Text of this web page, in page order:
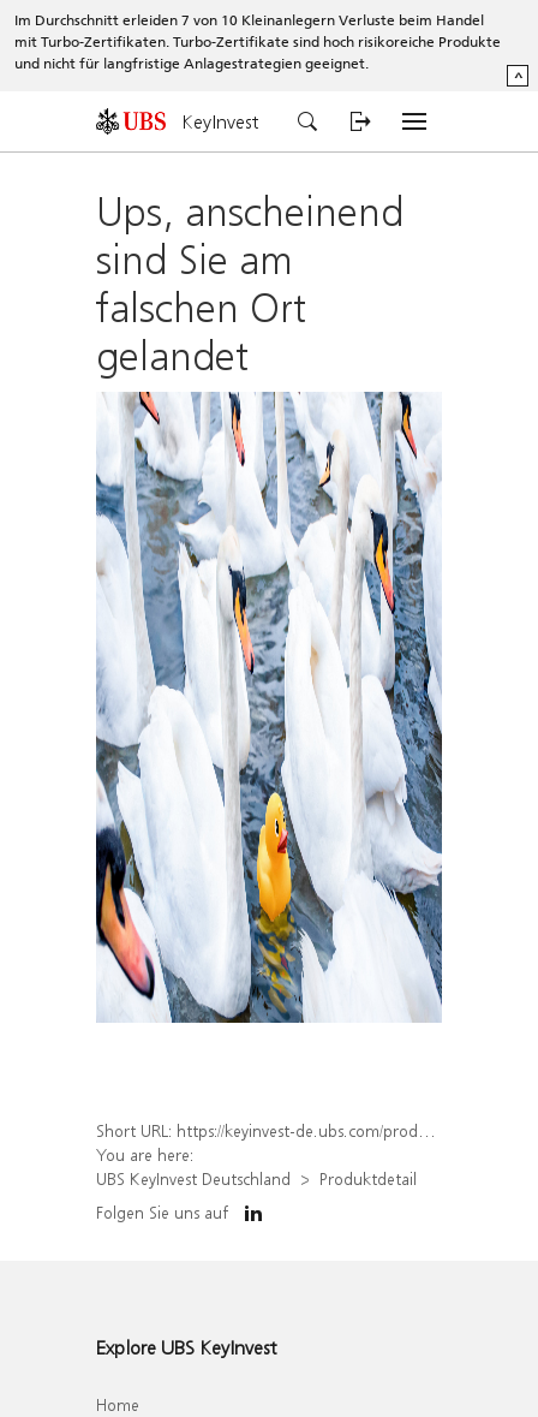
Im Durchschnitt erleiden 7 von 10 Kleinanlegern Verluste beim Handel
mit Turbo-Zertifikaten. Turbo-Zertifikate sind hoch risikoreiche Produkte
und nicht für langfristige Anlagestrategien geeignet.
^
KeyInvest
Ups, anscheinend
sind Sie am
falschen Ort
gelandet
Short URL: https://keyinvest-de.ubs.com/produkt/detail/index/isin/DE000WA6WVE0
You are here:
UBS KeyInvest Deutschland
Produktdetail
Folgen Sie uns auf
Explore UBS KeyInvest
Home